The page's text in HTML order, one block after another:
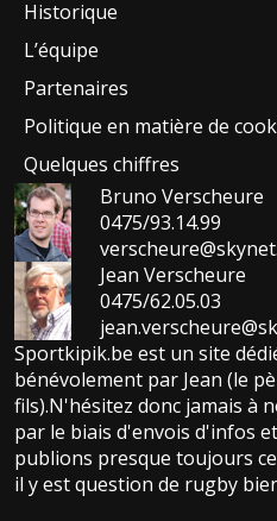
Historique
L’équipe
Partenaires
Politique en matière de
Quelques chiffres
Bruno Verscheure
0475/93.14.99
Jean Verscheure
0475/62.05.03
Sportkipik.be est un site
bénévolement par Jean (le
fils).N'hésitez donc jamais à
par le biais d'envois d'infos
publions presque toujours
il y est question de rugby